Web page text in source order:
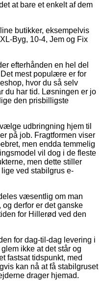
at bare et enkelt af dem
butikker, eksempelvis
Byg, 10-4, Jem og Fix
efterhånden en hel del
mest populære er for
hvor du så selv
du har tid. Løsningen er jo
den prisbilligste
udbringning hjem til
på job. Fragtformen viser
men endda temmelig
vil dog i de fleste
men dette stiller
ved stabilgrus e-
væsentlig om man
derfor er det ganske
for Hillerød ved den
for dag-til-dag levering i
ikke at det står og
fastsat tidspunkt, med
kan nå at få stabilgruset
drager hjemad.